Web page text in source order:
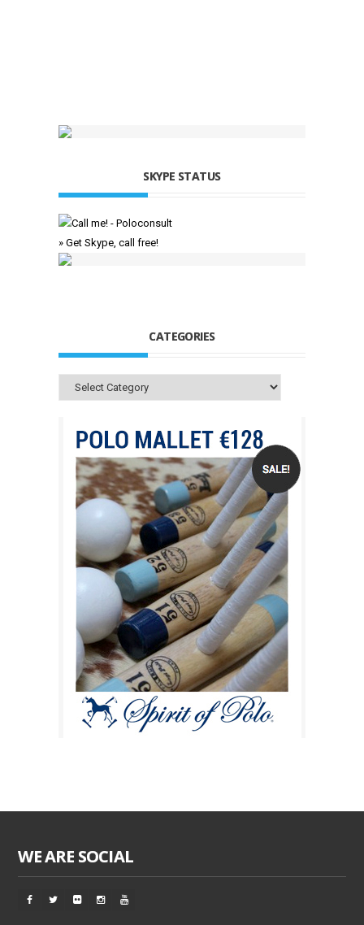
SKYPE STATUS
» Get Skype, call free!
CATEGORIES
Categories
WE ARE SOCIAL